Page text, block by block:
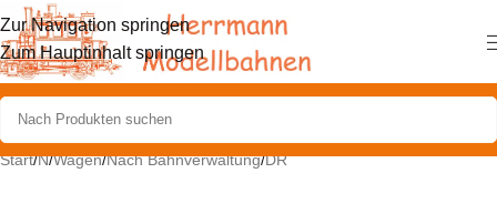
Zur Navigation springen
Zum Hauptinhalt springen
Start/N/Wagen/Nach Bahnverwaltung/DR